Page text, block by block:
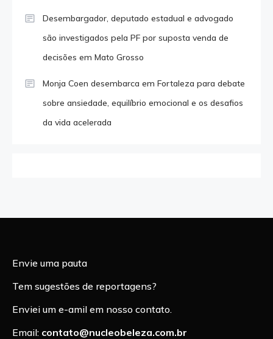
Desembargador, deputado estadual e advogado
são investigados pela PF por suposta venda de
decisões em Mato Grosso
Monja Coen desembarca em Fortaleza para debate
sobre ansiedade, equilíbrio emocional e os desafios
da vida acelerada
Envie uma pauta
Tem sugestões de reportagens?
Enviei um e-amil em nosso contato.
Email: contato@nucleobeleza.com.br